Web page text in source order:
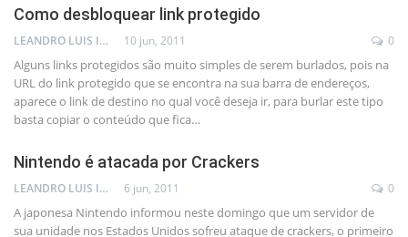
Como desbloquear link protegido
LEANDRO LUIS ISOLA 10 jun, 2011 0
Alguns links protegidos são muito simples de serem burlados, pois na
URL do link protegido que se encontra na sua barra de endereços,
aparece o link de destino no qual você deseja ir, para burlar este tipo
basta copiar o conteúdo que fica…
Nintendo é atacada por Crackers
LEANDRO LUIS ISOLA 6 jun, 2011 0
A japonesa Nintendo informou neste domingo que um servidor de
sua unidade nos Estados Unidos sofreu ataque de crackers, o primeiro